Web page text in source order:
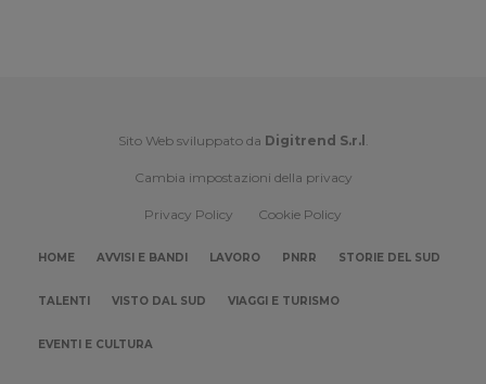
Sito Web sviluppato da Digitrend S.r.l .
Cambia impostazioni della privacy
Privacy Policy Cookie Policy
HOME AVVISI E BANDI LAVORO PNRR STORIE DEL SUD
TALENTI VISTO DAL SUD VIAGGI E TURISMO
EVENTI E CULTURA